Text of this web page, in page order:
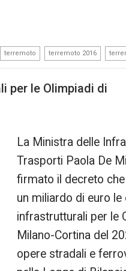
terremoto terremoto 2016
per le Olimpiadi di
La Ministra delle
Trasporti Paola De
firmato il decreto
un miliardo di euro le
infrastrutturali per le
Milano-Cortina del
opere stradali e